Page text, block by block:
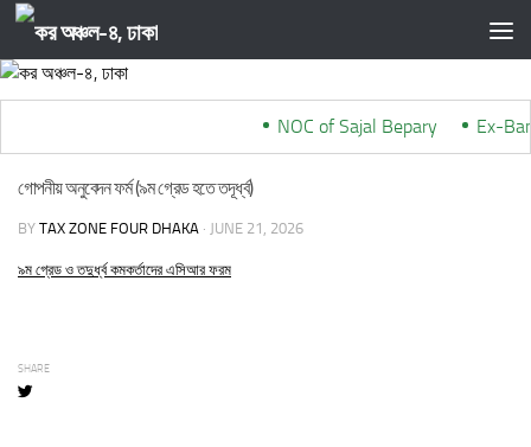
Skip to content
NOC of Sajal Bepary*** Ex-
গোপনীয় অনুবেদন ফর্ম (৯ম গ্রেড হতে তদূর্ধ্ব)
BY TAX ZONE FOUR DHAKA · JUNE 21, 2026
৯ম গ্রেড ও তদুর্ধ্ব কমকর্তাদের এসিআর ফরম
SHARE